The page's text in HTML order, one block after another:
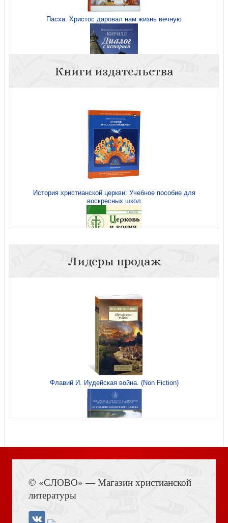
Пасха. Христос даровал нам жизнь вечную
Диалог с историей (МП)
Начнем с самого простого
Верные Господу. Царская семья (Слово Святейшего
Патриарха. Выпуск 6)
Живая память: святые и мы
Книги издательства
История христианской церкви: Учебное пособие для
воскресных школ
Церковь и время № 4 (33) 2005
Моя православная Чехия
Псалтирь на церковнославянском языке
Лидеры продаж
Флавий И. Иудейская война. (Non Fiction)
© «СЛОВО» — Магазин христианской
литературы